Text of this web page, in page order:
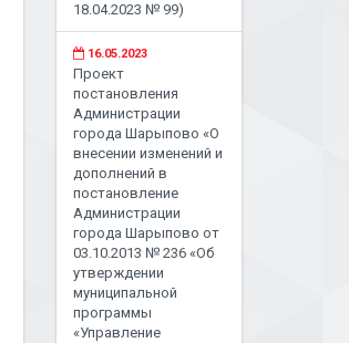
18.04.2023 № 99)
16.05.2023
Проект
постановления
Администрации
города Шарыпово «О
внесении изменений и
дополнений в
постановление
Администрации
города Шарыпово от
03.10.2013 № 236 «Об
утверждении
муниципальной
программы
«Управление